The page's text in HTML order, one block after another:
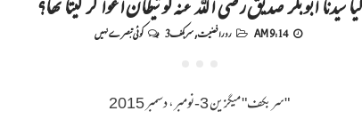
9:14 AM رد رافضیت,سربکف3 کوئی تبصرے نہیں
"سربکف" میگزین 3-نومبر، دسمبر 2015